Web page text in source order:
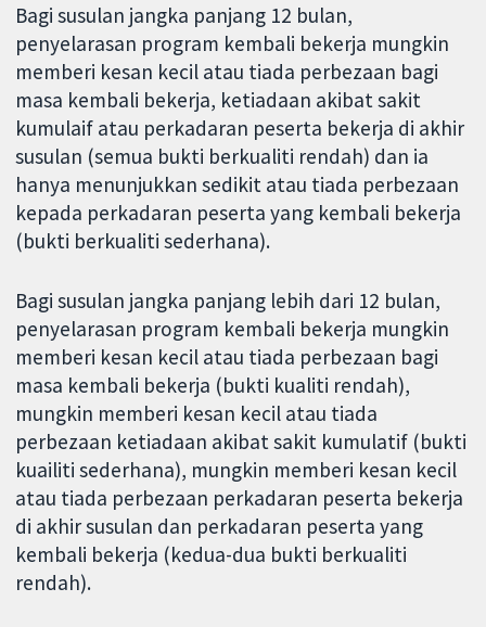
Bagi susulan jangka panjang 12 bulan,
penyelarasan program kembali bekerja mungkin
memberi kesan kecil atau tiada perbezaan bagi
masa kembali bekerja, ketiadaan akibat sakit
kumulaif atau perkadaran peserta bekerja di akhir
susulan (semua bukti berkualiti rendah) dan ia
hanya menunjukkan sedikit atau tiada perbezaan
kepada perkadaran peserta yang kembali bekerja
(bukti berkualiti sederhana).
Bagi susulan jangka panjang lebih dari 12 bulan,
penyelarasan program kembali bekerja mungkin
memberi kesan kecil atau tiada perbezaan bagi
masa kembali bekerja (bukti kualiti rendah),
mungkin memberi kesan kecil atau tiada
perbezaan ketiadaan akibat sakit kumulatif (bukti
kuailiti sederhana), mungkin memberi kesan kecil
atau tiada perbezaan perkadaran peserta bekerja
di akhir susulan dan perkadaran peserta yang
kembali bekerja (kedua-dua bukti berkualiti
rendah).